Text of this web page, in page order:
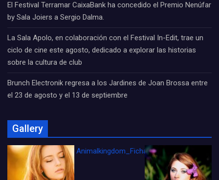
El Festival Terramar CaixaBank ha concedido el Premio Nenúfar
by Sala Joiers a Sergio Dalma.
La Sala Apolo, en colaboración con el Festival In-Edit, trae un
ciclo de cine este agosto, dedicado a explorar las historias
sobre la cultura de club
Brunch Electronik regresa a los Jardines de Joan Brossa entre
el 23 de agosto y el 13 de septiembre
Gallery
Animalkingdom_FichaCine